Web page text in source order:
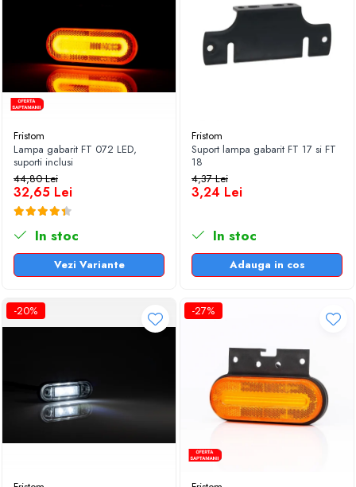
Fristom
Lampa gabarit FT 072 LED,
suporti inclusi
44,80 Lei
32,65 Lei
In stoc
Vezi Variante
Fristom
Suport lampa gabarit FT 17 si FT
18
4,37 Lei
3,24 Lei
In stoc
Adauga in cos
-20% -27%